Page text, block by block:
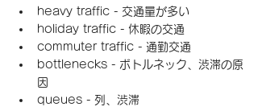
heavy traffic - 交通量が多い
holiday traffic - 休暇の交通
commuter traffic - 通勤交通
bottlenecks - ボトルネック、渋滞の原
因
queues - 列、渋滞